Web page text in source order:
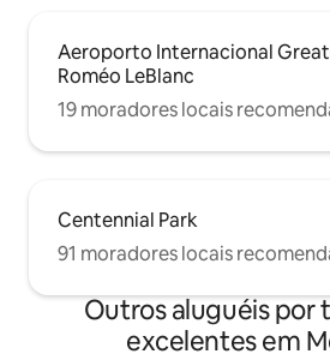
Aeroporto Internacional
Roméo LeBlanc
19 moradores locais
Centennial Park
91 moradores locais
Outros aluguéis por
excelentes em